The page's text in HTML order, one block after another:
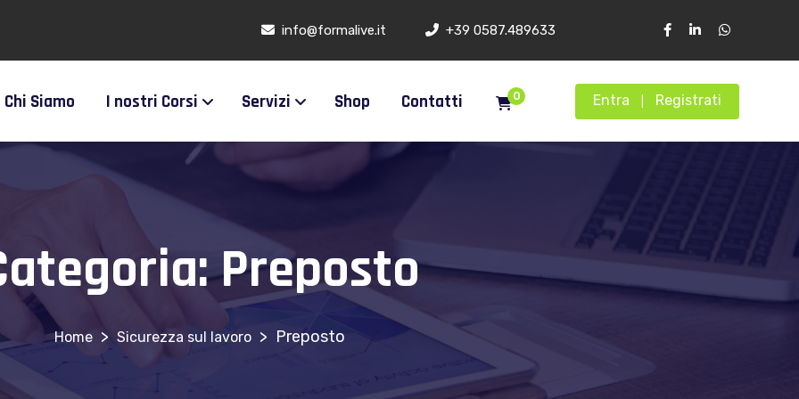
info@formalive.it +39 0587.489633
Chi Siamo I nostri Corsi Servizi Shop Contatti 0 Entra Registrati
Preposto
> Sicurezza sul lavoro > Preposto